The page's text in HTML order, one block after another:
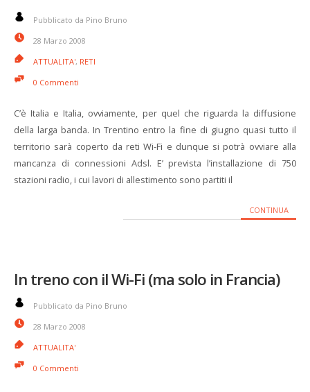
Pubblicato da Pino Bruno
28 Marzo 2008
ATTUALITA', RETI
0 Commenti
C’è Italia e Italia, ovviamente, per quel che riguarda la diffusione
della larga banda. In Trentino entro la fine di giugno quasi tutto il
territorio sarà coperto da reti Wi-Fi e dunque si potrà ovviare alla
mancanza di connessioni Adsl. E’ prevista l’installazione di 750
stazioni radio, i cui lavori di allestimento sono partiti il
CONTINUA
In treno con il Wi-Fi (ma solo in Francia)
Pubblicato da Pino Bruno
28 Marzo 2008
ATTUALITA'
0 Commenti